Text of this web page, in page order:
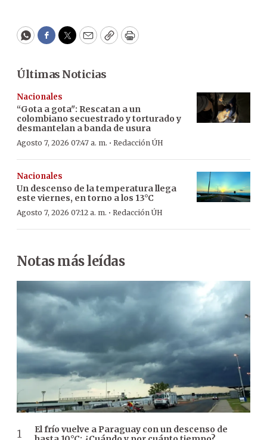
WhatsApp
Facebook
Twitter
EmailCopyPrint
Últimas Noticias
Nacionales
“Gota a gota": Rescatan a un
colombiano secuestrado y torturado y
desmantelan a banda de usura
Agosto 7, 2026 07:47 a. m. · Redacción ÚH
Nacionales
Un descenso de la temperatura llega
este viernes, en torno a los 13°C
Agosto 7, 2026 07:12 a. m. · Redacción ÚH
Notas más leídas
El frío vuelve a Paraguay con un descenso de